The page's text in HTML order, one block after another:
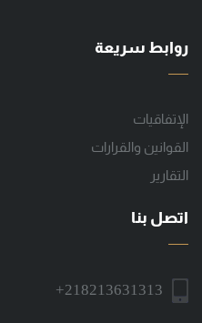
روابط سريعة
الإتفاقيات
القوانين والقرارات
التقارير
اتصل بنا
+218213631313